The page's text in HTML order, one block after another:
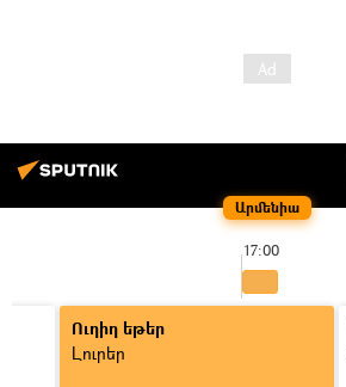
Արմենիա
17:00
Ուղիղ եթեր
Լուրեր